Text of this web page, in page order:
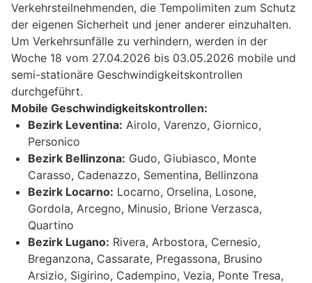
Verkehrsteilnehmenden, die Tempolimiten zum Schutz
der eigenen Sicherheit und jener anderer einzuhalten.
Um Verkehrsunfälle zu verhindern, werden in der
Woche 18 vom 27.04.2026 bis 03.05.2026 mobile und
semi-stationäre Geschwindigkeitskontrollen
durchgeführt.
Mobile Geschwindigkeitskontrollen:
Bezirk Leventina: Airolo, Varenzo, Giornico,
Personico
Bezirk Bellinzona: Gudo, Giubiasco, Monte
Carasso, Cadenazzo, Sementina, Bellinzona
Bezirk Locarno: Locarno, Orselina, Losone,
Gordola, Arcegno, Minusio, Brione Verzasca,
Quartino
Bezirk Lugano: Rivera, Arbostora, Cernesio,
Breganzona, Cassarate, Pregassona, Brusino
Arsizio, Sigirino, Cadempino, Vezia, Ponte Tresa,